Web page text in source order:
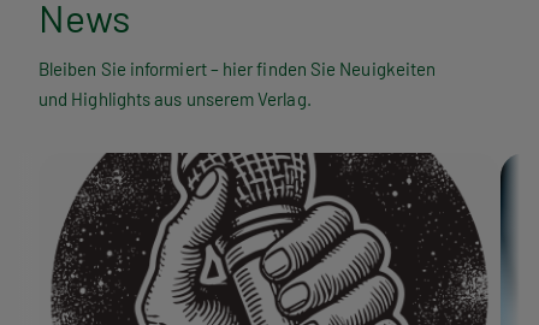
N
e
w
News
Bleiben Sie informiert – hier finden Sie Neuigkeiten
und Highlights aus unserem Verlag.